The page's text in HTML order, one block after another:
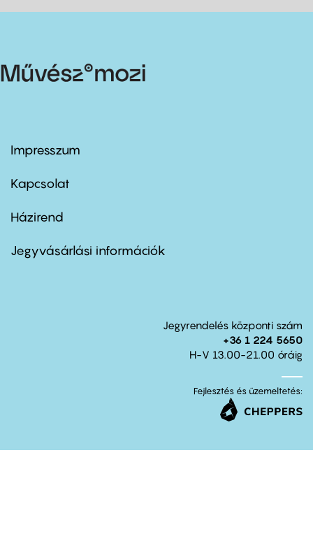
Footer
first
Impresszum
Kapcsolat
Footer
second
Házirend
Jegyvásárlási információk
Jegyrendelés központi szám
+36 1 224 5650
H-V 13.00-21.00 óráig
Fejlesztés és üzemeltetés: